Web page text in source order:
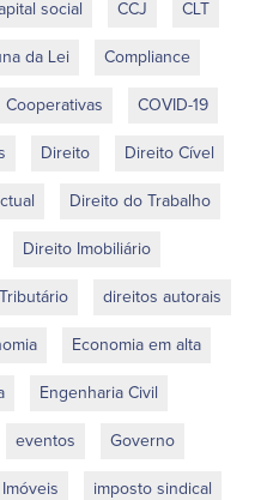
social CCJ CLT
da Lei Compliance
Cooperativas COVID-19
Direito Direito Cível
Direito do Trabalho
Direito Imobiliário
direitos autorais
Economia em alta
Engenharia Civil
eventos Governo
Imóveis imposto sindical